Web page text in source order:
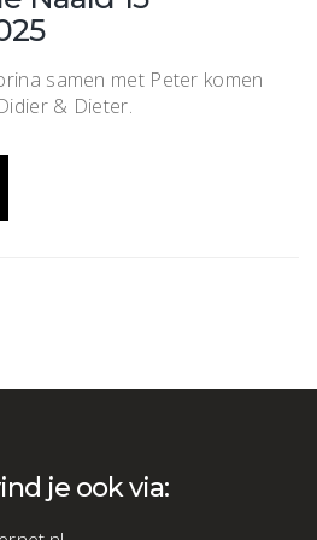
samen met Peter komen
& Dieter.
je ook via: